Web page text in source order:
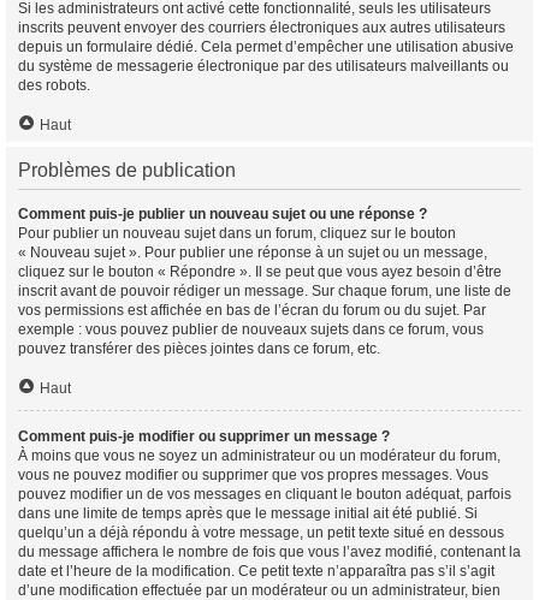
Si les administrateurs ont activé cette fonctionnalité, seuls les utilisateurs
inscrits peuvent envoyer des courriers électroniques aux autres utilisateurs
depuis un formulaire dédié. Cela permet d’empêcher une utilisation abusive
du système de messagerie électronique par des utilisateurs malveillants ou
des robots.
Haut
Problèmes de publication
Comment puis-je publier un nouveau sujet ou une réponse ?
Pour publier un nouveau sujet dans un forum, cliquez sur le bouton
« Nouveau sujet ». Pour publier une réponse à un sujet ou un message,
cliquez sur le bouton « Répondre ». Il se peut que vous ayez besoin d’être
inscrit avant de pouvoir rédiger un message. Sur chaque forum, une liste de
vos permissions est affichée en bas de l’écran du forum ou du sujet. Par
exemple : vous pouvez publier de nouveaux sujets dans ce forum, vous
pouvez transférer des pièces jointes dans ce forum, etc.
Haut
Comment puis-je modifier ou supprimer un message ?
À moins que vous ne soyez un administrateur ou un modérateur du forum,
vous ne pouvez modifier ou supprimer que vos propres messages. Vous
pouvez modifier un de vos messages en cliquant le bouton adéquat, parfois
dans une limite de temps après que le message initial ait été publié. Si
quelqu’un a déjà répondu à votre message, un petit texte situé en dessous
du message affichera le nombre de fois que vous l’avez modifié, contenant la
date et l’heure de la modification. Ce petit texte n’apparaîtra pas s’il s’agit
d’une modification effectuée par un modérateur ou un administrateur, bien